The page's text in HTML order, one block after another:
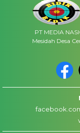
PT MEDIA
Mesidah Desa